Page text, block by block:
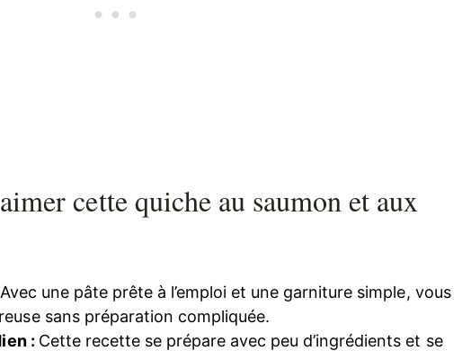
cette quiche au saumon et aux
Avec une pâte prête à l’emploi et une garniture simple, vous
sans préparation compliquée.
: Cette recette se prépare avec peu d’ingrédients et se